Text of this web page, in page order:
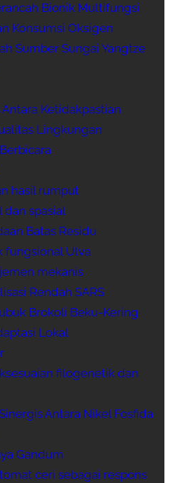
Bionik Multifungsi
Konsumsi Oksigen
Sumber Sungai Yangtze
Ketidakpastian
Lingkungan
hasil rumput
dan spasial
Batas Residu
fungsional Ulva
mekanis
Rendah SARS
Brokoli Beku-Kering
Lokal
filogenetik dan
Antara Nikel Fosfida
Gandum
ceri sebagai respons